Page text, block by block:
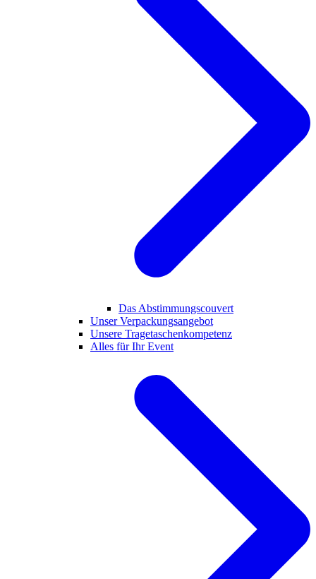
Das Abstimmungscouvert
Unser Verpackungsangebot
Unsere Tragetaschenkompetenz
Alles für Ihr Event